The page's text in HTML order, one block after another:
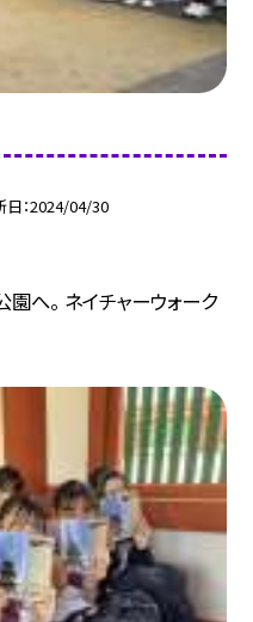
日 2024/04/30
へ。 ネイチャーウォーク